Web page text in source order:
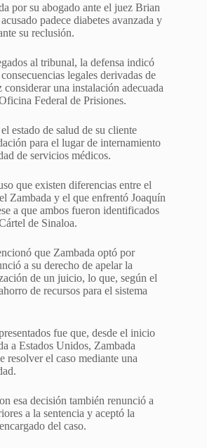
por su abogado ante el juez Brian
padece diabetes avanzada y
su reclusión.
al tribunal, la defensa indicó
legales derivadas de
una instalación adecuada
Federal de Prisiones.
estado de salud de su cliente
para el lugar de internamiento
de servicios médicos.
que existen diferencias entre el
Zambada y el que enfrentó Joaquín
a que ambos fueron identificados
de Sinaloa.
que Zambada optó por
a su derecho de apelar la
de un juicio, lo que, según el
de recursos para el sistema
fue que, desde el inicio
a Estados Unidos, Zambada
resolver el caso mediante una
esa decisión también renunció a
a la sentencia y aceptó la
del caso.